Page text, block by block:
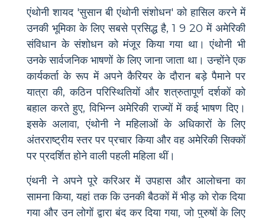
एंथोनी शायद 'सुसान बी एंथोनी संशोधन' को हासिल करने में
उनकी भूमिका के लिए सबसे प्रसिद्ध है, 1 9 20 में अमेरिकी
संविधान के संशोधन को मंजूर किया गया था। एंथोनी भी
उनके सार्वजनिक भाषणों के लिए जाना जाता था। उन्होंने एक
कार्यकर्ता के रूप में अपने कैरियर के दौरान बड़े पैमाने पर
यात्रा की, कठिन परिस्थितियों और शत्रुतापूर्ण दर्शकों को
बहाल करते हुए, विभिन्न अमेरिकी राज्यों में कई भाषण दिए।
इसके अलावा, एंथोनी ने महिलाओं के अधिकारों के लिए
अंतरराष्ट्रीय स्तर पर प्रचार किया और वह अमेरिकी सिक्कों
पर प्रदर्शित होने वाली पहली महिला थीं।
एंथनी ने अपने पूरे करिअर में उपहास और आलोचना का
सामना किया, यहां तक ​​कि उनकी बैठकों में भीड़ को रोक दिया
गया और उन लोगों द्वारा बंद कर दिया गया, जो पुरुषों के लिए